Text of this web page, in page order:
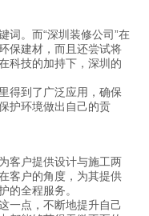
词。而“深圳装修公司”在
保建材，而且还尝试将
科技的加持下，深圳的
得到了广泛应用，确保
护环境做出自己的贡
客户提供设计与施工两
客户的角度，为其提供
的全程服务。
一点，不断地提升自己